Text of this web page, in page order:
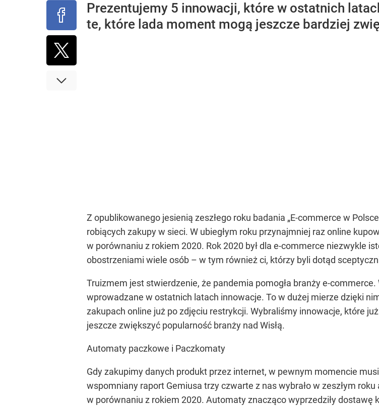
Prezentujemy 5 innowacji, które w ostatnich
te, które lada moment mogą jeszcze bardziej
Z opublikowanego jesienią zeszłego roku badania „E-commerce w
robiących zakupy w sieci. W ubiegłym roku przynajmniej raz online
w porównaniu z rokiem 2020. Rok 2020 był dla e-commerce niezwykle
obostrzeniami wiele osób – w tym również ci, którzy byli dotąd
Truizmem jest stwierdzenie, że pandemia pomogła branży e-
wprowadzane w ostatnich latach innowacje. To w dużej mierze dzięki
zakupach online już po zdjęciu restrykcji. Wybraliśmy innowacje, które
jeszcze zwiększyć popularność branży nad Wisłą.
Automaty paczkowe i Paczkomaty
Gdy zakupimy danych produkt przez internet, w pewnym momencie
wspomniany raport Gemiusa trzy czwarte z nas wybrało w zeszłym
w porównaniu z rokiem 2020. Automaty znacząco wyprzedziły dostawę